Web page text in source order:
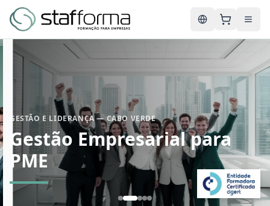
English
GESTÃO E LIDERANÇA — CABO VERDE
Gestão Empresarial para
PME